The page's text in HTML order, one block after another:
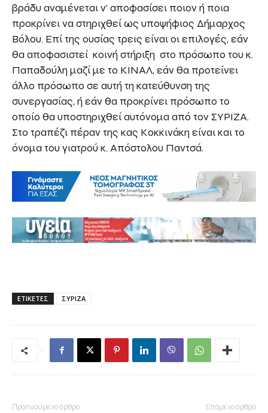
βράδυ αναμένεται ν’ αποφασίσει ποιον ή ποια
προκρίνει να στηριχθεί ως υποψήφιος Δήμαρχος
Βόλου. Επί της ουσίας τρεις είναι οι επιλογές, εάν
θα αποφασιστεί κοινή στήριξη στο πρόσωπο του κ.
Παπαδούλη μαζί με το ΚΙΝΑΛ, εάν θα προτείνει
άλλο πρόσωπο σε αυτή τη κατεύθυνση της
συνεργασίας, ή εάν θα προκρίνει πρόσωπο το
οποίο θα υποστηριχθεί αυτόνομα από τον ΣΥΡΙΖΑ.
Στο τραπέζι πέραν της κας Κοκκινάκη είναι και το
όνομα του γιατρού κ. Απόστολου Παντσά.
ΕΤΙΚΕΤΕΣ ΣΥΡΙΖΑ
Προηγούμενο άρθρο Επόμενο άρθρο